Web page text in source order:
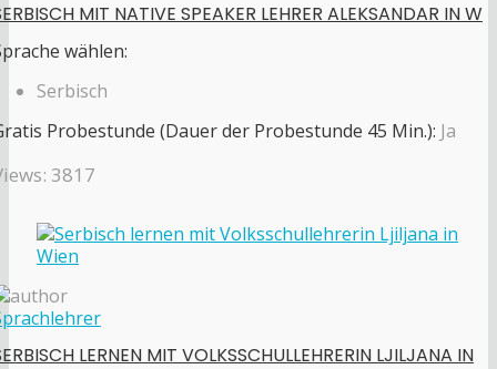
MIT NATIVE SPEAKER LEHRER ALEKSANDAR IN W
wählen:
Serbisch
Probestunde (Dauer der Probestunde 45 Min.): Ja
3817
LERNEN MIT VOLKSSCHULLEHRERIN LJILJANA IN